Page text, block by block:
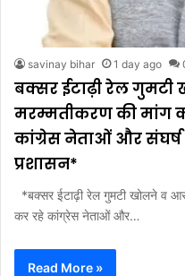
savinay bihar 1 day ago
बक्सर ईटाढ़ी रेल
मरम्मतीकरण की मांग
कांग्रेस नेताओं और संघर्ष
प्रशासन*
*बक्सर ईटाढ़ी रेल गुमटी खोलने व
कर रहे कांग्रेस नेताओं और…
Read More »